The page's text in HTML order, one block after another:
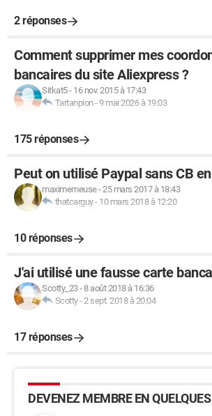
2 réponses
Comment supprimer mes
bancaires du site Aliexpress ?
Sitkat5- 16 nov. 2015 à 17:43
Tartanpion-9 mai 2026 à 19:03
175 réponses
Peut on utilisé Paypal sans CB
maximemeuse-25 mars 2017 à 18:43
thatcarguy- 10 mars 2018 à 12:20
10 réponses
J'ai utilisé une fausse carte
Scotty_23-8 août 2018 à 16:36
Scotty-2 sept. 2018 à 20:04
17 réponses
DEVENEZ MEMBRE EN